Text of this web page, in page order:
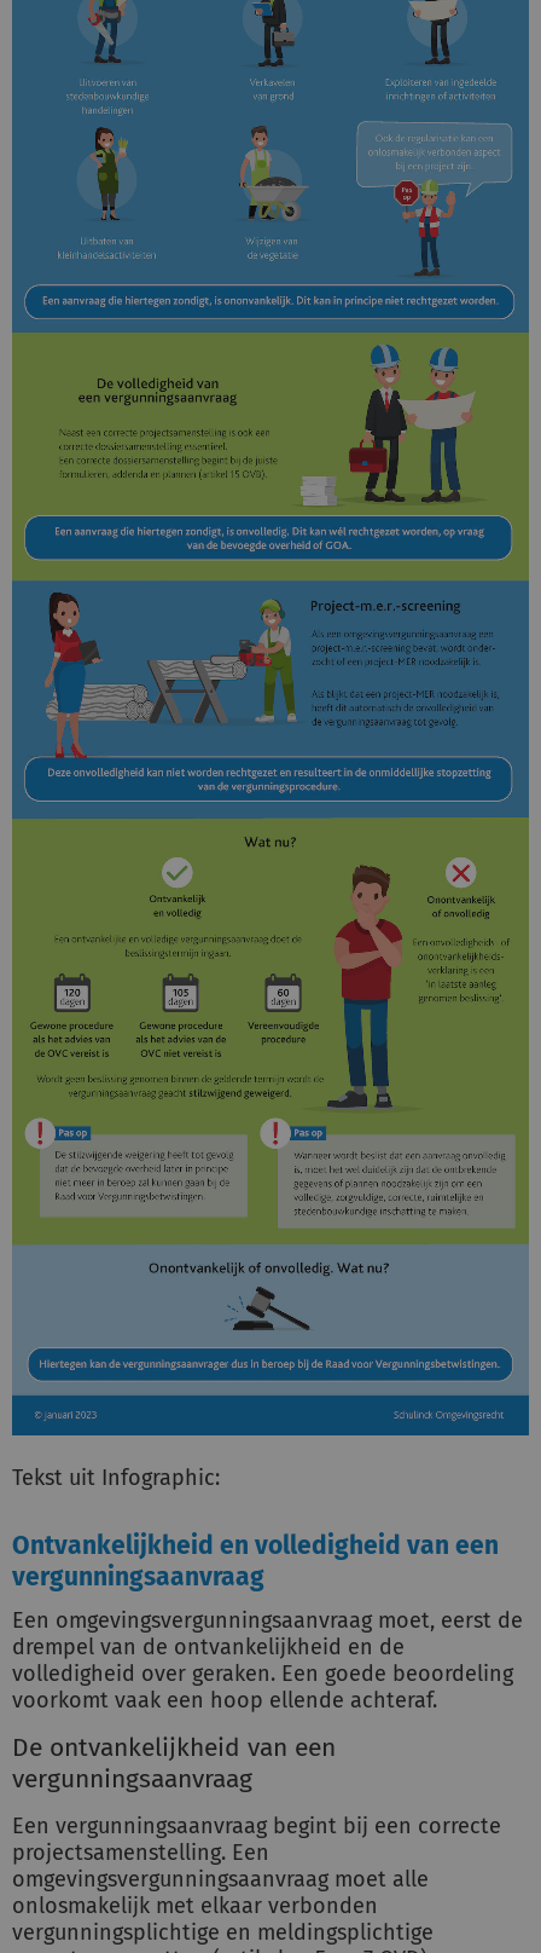
Tekst uit Infographic:
Ontvankelijkheid en volledigheid van een
vergunningsaanvraag
Een omgevingsvergunningsaanvraag moet, eerst de
drempel van de ontvankelijkheid en de
volledigheid over geraken. Een goede beoordeling
voorkomt vaak een hoop ellende achteraf.
De ontvankelijkheid van een
vergunningsaanvraag
Een vergunningsaanvraag begint bij een correcte
projectsamenstelling. Een
omgevingsvergunningsaanvraag moet alle
onlosmakelijk met elkaar verbonden
vergunningsplichtige en meldingsplichtige